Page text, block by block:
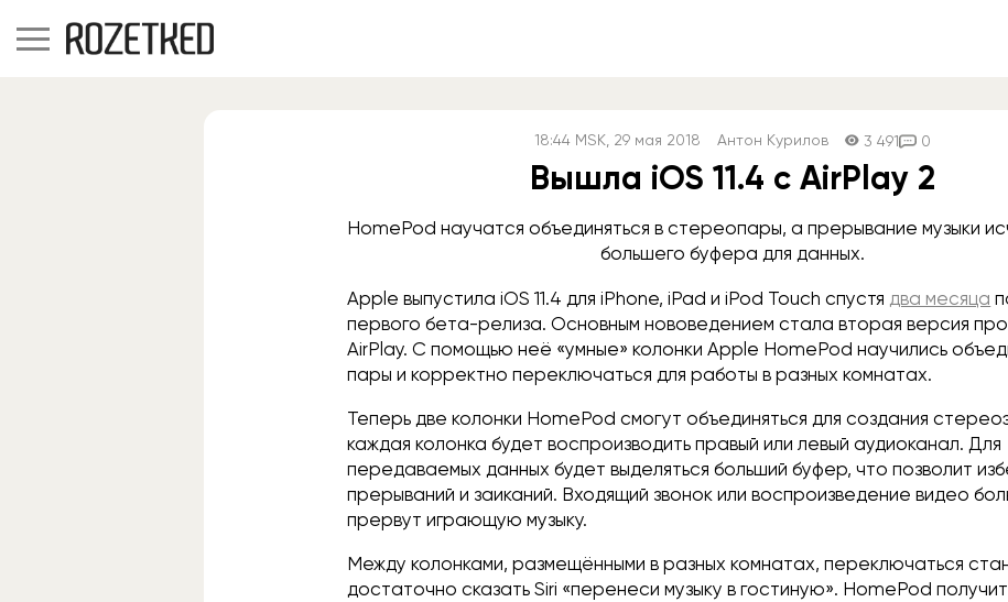
18:44 MSK , 29 мая 2018 Антон Курилов 3 491 0
Вышла iOS 11.4 с AirPlay 2
HomePod научатся объединяться в стереопары, а прерывание музыки
большего буфера для данных.
Apple выпустила iOS 11.4 для iPhone, iPad и iPod Touch спустя два месяца
первого бета-релиза. Основным нововедением стала вторая версия
AirPlay. С помощью неё «умные» колонки Apple HomePod научились
пары и корректно переключаться для работы в разных комнатах.
Теперь две колонки HomePod смогут объединяться для создания
каждая колонка будет воспроизводить правый или левый аудиоканал. Для
передаваемых данных будет выделяться больший буфер, что позволит
прерываний и заиканий. Входящий звонок или воспроизведение видео
прервут играющую музыку.
Между колонками, размещёнными в разных комнатах, переключаться
достаточно сказать Siri «перенеси музыку в гостиную». HomePod